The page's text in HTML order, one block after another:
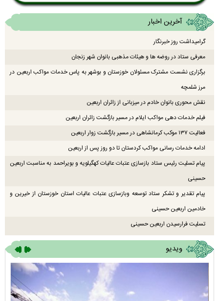
آخرین اخبار
گرامیداشت روز خبرنگار
معرفی ستاد در روضه ها و هیئات مذهبی بانوان شهر زنجان
برگزاری نشست مشترک مسئولان خوزستان و بوشهر به پاس خدمات مواکب اربعین در
مرز شلمچه
نقش محوری بانوان خادم در میزبانی از زائران اربعین
فیلم خدمات دهی مواکب ایلام در مسیر بازگشت زائران اربعین
فعالیت ۱۳۷ موکب کرمانشاهی در مسیر بازگشت زوار اربعین
ادامه خدمات رسانی مواکب کردستان تا دو روز پس از اربعین
پیام تسلیت رئیس ستاد بازسازی عتبات عالیات کهگیلویه و بویراحمد به مناسبت اربعین
حسینی
پیام تقدیر و تشکر ستاد توسعه وبازسازی عتبات عالیات استان خوزستان از خیرین و
خادمین اربعین حسینی
تسلیت فرارسیدن اربعین حسینی
ویدیو